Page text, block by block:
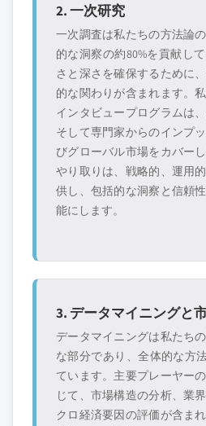
2. 一次研究
一次調査は私たちの方法論
的な洞察の約80%を貢献し
さと深さを確保するために
的な関わりが含まれます。
インタビュープログラムは
そして専門家からのインプ
びグローバル市場をカバー
やり取りは、戦略的、運用
供し、包括的な洞察と信頼
能にします。
3. データマイニングと
データマイニングは私たち
な部分であり、全体的な方
ています。主要プレーヤー
じて、市場構造の分析、業
クロ経済要因の評価が含ま